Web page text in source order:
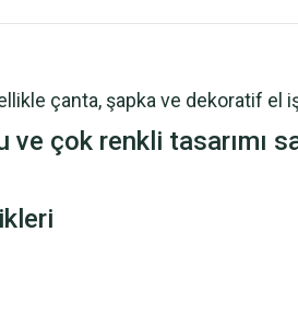
çanta, şapka ve dekoratif el
ve çok renkli tasarımı